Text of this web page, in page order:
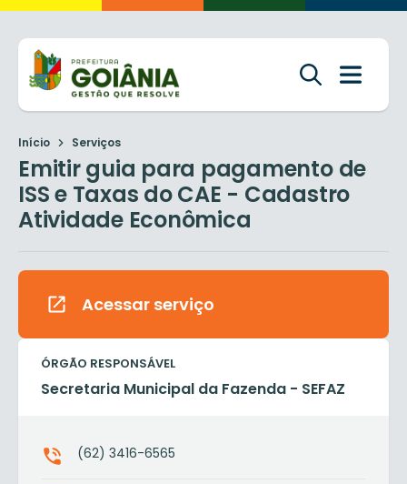
Início Serviços
Emitir guia para pagamento de
ISS e Taxas do CAE - Cadastro
Atividade Econômica
Acessar serviço
ÓRGÃO RESPONSÁVEL
Secretaria Municipal da Fazenda - SEFAZ
(62) 3416-6565